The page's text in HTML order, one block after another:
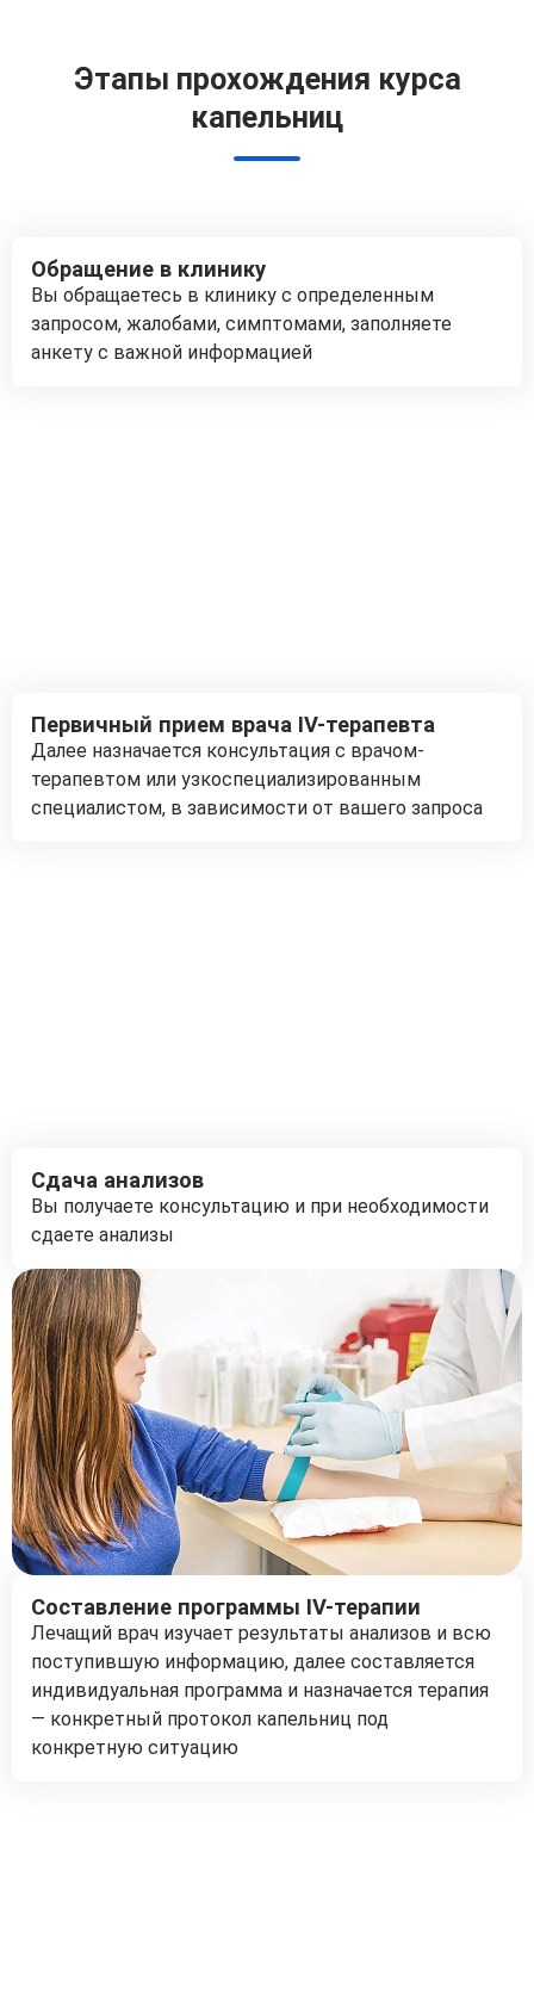
Этапы прохождения курса
капельниц
Обращение в клинику
Вы обращаетесь в клинику с определенным
запросом, жалобами, симптомами, заполняете
анкету с важной информацией
Первичный прием врача IV-терапевта
Далее назначается консультация с врачом-
терапевтом или узкоспециализированным
специалистом, в зависимости от вашего запроса
Сдача анализов
Вы получаете консультацию и при необходимости
сдаете анализы
Составление программы IV-терапии
Лечащий врач изучает результаты анализов и всю
поступившую информацию, далее составляется
индивидуальная программа и назначается терапия
— конкретный протокол капельниц под
конкретную ситуацию